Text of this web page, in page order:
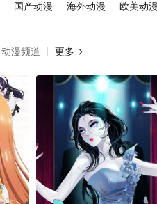
国产动漫 海外动漫 欧美动
动漫频道 更多 